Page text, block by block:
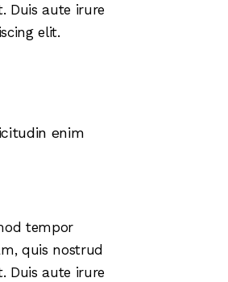
Duis aute irure
elit.
enim
tempor
quis nostrud
Duis aute irure